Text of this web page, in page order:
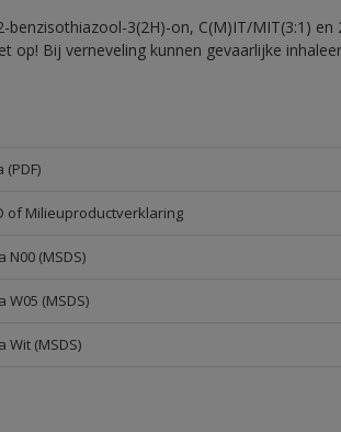
3(2H)-on, C(M)IT/MIT(3:1)
op! Bij verneveling kunnen gevaarlijke
of Milieuproductverklaring
(MSDS)
(MSDS)
(MSDS)